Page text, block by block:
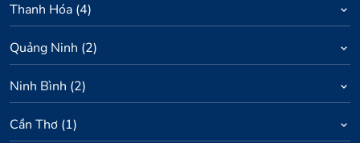
Thanh Hóa (4)
Quảng Ninh (2)
Ninh Bình (2)
Cần Thơ (1)